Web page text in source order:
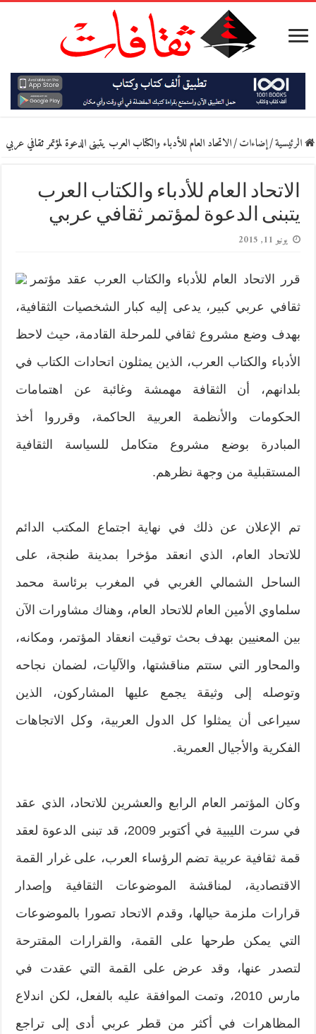
الرئيسية/إضاءات/الاتحاد العام للأدباء والكتاب العرب يتبنى الدعوة لمؤتمر ثقافي عربي
الاتحاد العام للأدباء والكتاب العرب
يتبنى الدعوة لمؤتمر ثقافي عربي
يونيو 11, 2015
قرر الاتحاد العام للأدباء والكتاب العرب عقد مؤتمر
ثقافي عربي كبير، يدعى إليه كبار الشخصيات الثقافية،
بهدف وضع مشروع ثقافي للمرحلة القادمة، حيث لاحظ
الأدباء والكتاب العرب، الذين يمثلون اتحادات الكتاب في
بلدانهم، أن الثقافة مهمشة وغائبة عن اهتمامات
الحكومات والأنظمة العربية الحاكمة، وقرروا أخذ
المبادرة بوضع مشروع متكامل للسياسة الثقافية
المستقبلية من وجهة نظرهم.
تم الإعلان عن ذلك في نهاية اجتماع المكتب الدائم
للاتحاد العام، الذي انعقد مؤخرا بمدينة طنجة، على
الساحل الشمالي الغربي في المغرب برئاسة محمد
سلماوي الأمين العام للاتحاد العام، وهناك مشاورات الآن
بين المعنيين بهدف بحث توقيت انعقاد المؤتمر، ومكانه،
والمحاور التي ستتم مناقشتها، والآليات، لضمان نجاحه
وتوصله إلى وثيقة يجمع عليها المشاركون، الذين
سيراعى أن يمثلوا كل الدول العربية، وكل الاتجاهات
الفكرية والأجيال العمرية.
وكان المؤتمر العام الرابع والعشرين للاتحاد، الذي عقد
في سرت الليبية في أكتوبر 2009، قد تبنى الدعوة لعقد
قمة ثقافية عربية تضم الرؤساء العرب، على غرار القمة
الاقتصادية، لمناقشة الموضوعات الثقافية وإصدار
قرارات ملزمة حيالها، وقدم الاتحاد تصورا بالموضوعات
التي يمكن طرحها على القمة، والقرارات المقترحة
لتصدر عنها، وقد عرض على القمة التي عقدت في
مارس 2010، وتمت الموافقة عليه بالفعل، لكن اندلاع
المظاهرات في أكثر من قطر عربي أدى إلى تراجع